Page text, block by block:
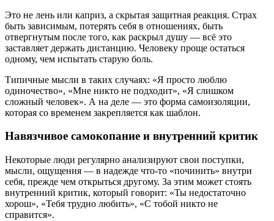
Это не лень или каприз, а скрытая защитная реакция. Страх
быть зависимым, потерять себя в отношениях, быть
отвергнутым после того, как раскрыл душу — всё это
заставляет держать дистанцию. Человеку проще остаться
одному, чем испытать старую боль.
Типичные мысли в таких случаях: «Я просто люблю
одиночество», «Мне никто не подходит», «Я слишком
сложный человек». А на деле — это форма самоизоляции,
которая со временем закрепляется как шаблон.
Навязчивое самокопание и внутренний критик
Некоторые люди регулярно анализируют свои поступки,
мысли, ощущения — в надежде что-то «починить» внутри
себя, прежде чем открыться другому. За этим может стоять
внутренний критик, который говорит: «Ты недостаточно
хорош», «Тебя трудно любить», «С тобой никто не
справится».